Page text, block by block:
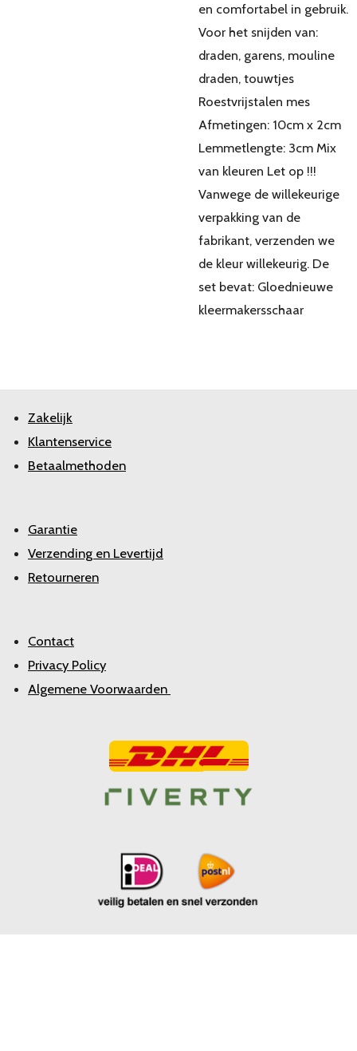
en comfortabel in gebruik.
Voor het snijden van:
draden, garens, mouline
draden, touwtjes
Roestvrijstalen mes
Afmetingen: 10cm x 2cm
Lemmetlengte: 3cm Mix
van kleuren Let op !!!
Vanwege de willekeurige
verpakking van de
fabrikant, verzenden we
de kleur willekeurig. De
set bevat: Gloednieuwe
kleermakersschaar
Zakelijk
Klantenservice
Betaalmethoden
Garantie
Verzending en Levertijd
Retourneren
Contact
Privacy Policy
Algemene Voorwaarden